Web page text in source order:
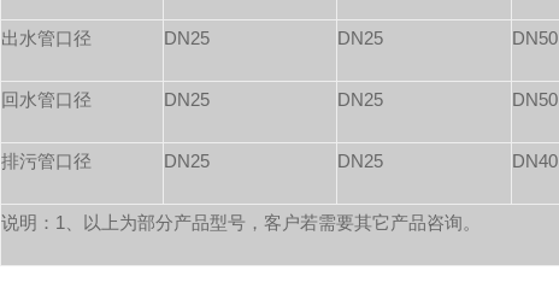
出水管口径 DN25 DN25 DN50
回水管口径 DN25 DN25 DN50
排污管口径 DN25 DN25 DN40
说明：1、以上为部分产品型号，客户若需要其它产品咨询。